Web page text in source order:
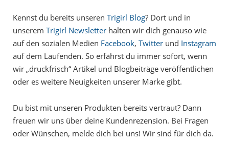
Kennst du bereits unseren Trigirl Blog? Dort und in
unserem Trigirl Newsletter halten wir dich genauso wie
auf den sozialen Medien Facebook, Twitter und Instagram
auf dem Laufenden. So erfährst du immer sofort, wenn
wir „druckfrisch“ Artikel und Blogbeiträge veröffentlichen
oder es weitere Neuigkeiten unserer Marke gibt.
Du bist mit unseren Produkten bereits vertraut? Dann
freuen wir uns über deine Kundenrezension. Bei Fragen
oder Wünschen, melde dich bei uns! Wir sind für dich da.